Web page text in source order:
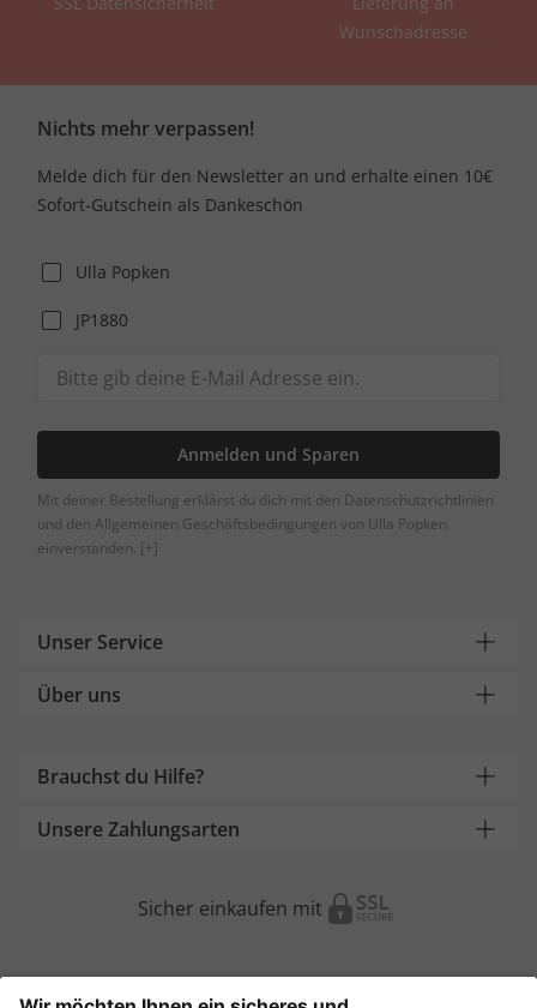
Wunschadresse
Nichts mehr verpassen!
Melde dich für den Newsletter an und erhalte einen 10€
Sofort-Gutschein als Dankeschön
Ulla Popken
JP1880
Anmelden und Sparen
Mit deiner Bestellung erklärst du dich mit den Datenschutzrichtlinien
und den Allgemeinen Geschäftsbedingungen von Ulla Popken
einverstanden. [+]
Unser Service
Über uns
Brauchst du Hilfe?
Unsere Zahlungsarten
Sicher einkaufen mit
Weitere Onlineshops